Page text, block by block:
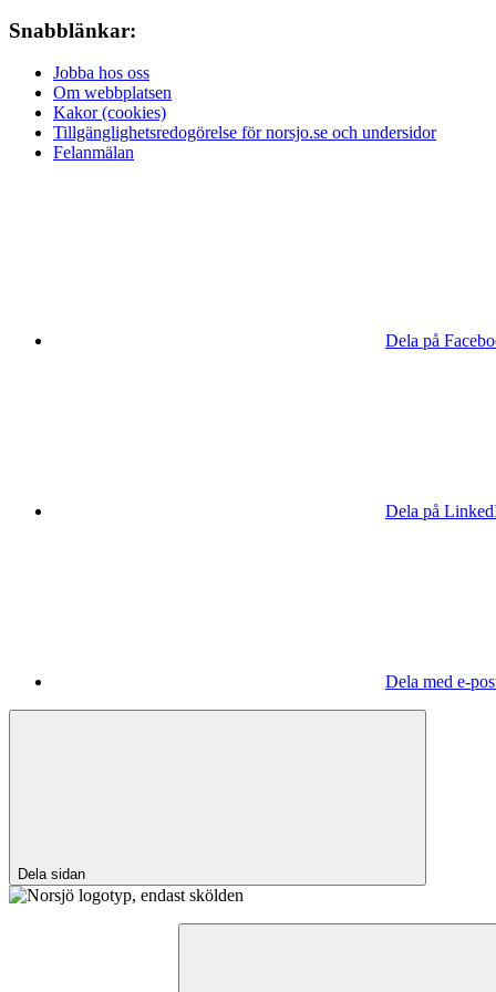
Snabblänkar:
Jobba hos oss
Om webbplatsen
Kakor (cookies)
Tillgänglighetsredogörelse för norsjo.se och undersidor
Felanmälan
Dela på
Dela på
Dela med e-
Dela sidan